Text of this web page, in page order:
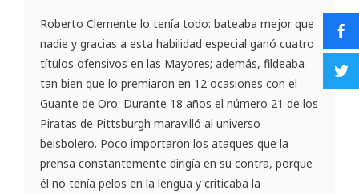
Roberto Clemente lo tenía todo: bateaba mejor que
nadie y gracias a esta habilidad especial ganó cuatro
títulos ofensivos en las Mayores; además, fildeaba
tan bien que lo premiaron en 12 ocasiones con el
Guante de Oro. Durante 18 años el número 21 de los
Piratas de Pittsburgh maravilló al universo
beisbolero. Poco importaron los ataques que la
prensa constantemente dirigía en su contra, porque
él no tenía pelos en la lengua y criticaba la